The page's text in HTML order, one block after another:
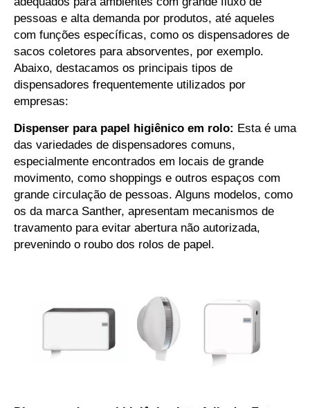
pessoas e alta demanda por produtos, até aqueles
com funções específicas, como os dispensadores de
sacos coletores para absorventes, por exemplo.
Abaixo, destacamos os principais tipos de
dispensadores frequentemente utilizados por
empresas:
Dispenser para papel higiênico em rolo: Esta é uma
das variedades de dispensadores comuns,
especialmente encontrados em locais de grande
movimento, como shoppings e outros espaços com
grande circulação de pessoas. Alguns modelos, como
os da marca Santher, apresentam mecanismos de
travamento para evitar abertura não autorizada,
prevenindo o roubo dos rolos de papel.